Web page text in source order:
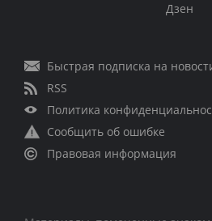
Дзен
Быстрая подписка на
RSS
Политика
Сообщить об ошибке
Правовая информация